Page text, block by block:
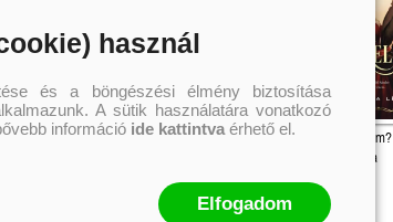
(A tenger útja
A tenger útja (A tenger útja 1.)
Mi a szerelem?
Fedina Lídia
használ
és a böngészési élmény biztosítása
A sütik használatára vonatkozó
információ ide kattintva érhető el.
Elfogadom